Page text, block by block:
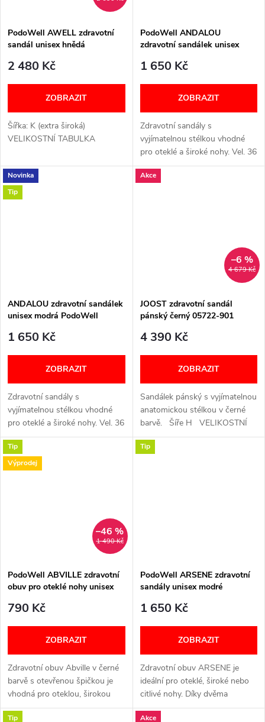
PodoWell AWELL zdravotní
sandál unisex hnědá
2 480 Kč
ZOBRAZIT
Šířka: K (extra široká)
VELIKOSTNÍ TABULKA
PodoWell ANDALOU
zdravotní sandálek unisex
1 650 Kč
ZOBRAZIT
Zdravotní sandály s
vyjímatelnou stélkou vhodné
pro oteklé a široké nohy. Vel. 36
- 46. Šířka: K (extra široká)
VELIKOSTNÍ TABULKA
Novinka
Tip
ANDALOU zdravotní sandálek
unisex modrá PodoWell
1 650 Kč
ZOBRAZIT
Zdravotní sandály s
vyjímatelnou stélkou vhodné
pro oteklé a široké nohy. Vel. 36
- 46. Šířka: K (extra široká)
VELIKOSTNÍ TABULKA
Akce
4 679 Kč
–6 %
JOOST zdravotní sandál
pánský černý 05722-901
4 390 Kč
ZOBRAZIT
Sandálek pánský s vyjímatelnou
anatomickou stélkou v černé
barvě. Šíře H VELIKOSTNÍ
TABULKA
Tip
Výprodej
1 490 Kč
–46 %
PodoWell ABVILLE zdravotní
obuv pro oteklé nohy unisex
790 Kč
ZOBRAZIT
Zdravotní obuv Abville v černé
barvě s otevřenou špičkou je
vhodná pro oteklou, širokou
nohu. VÝPRODEJ možnost
Tip
PodoWell ARSENE zdravotní
sandály unisex modré
1 650 Kč
ZOBRAZIT
Zdravotní obuv ARSENE je
ideální pro oteklé, široké nebo
citlivé nohy. Díky dvěma
nastavitelným páskům na
Tip Akce